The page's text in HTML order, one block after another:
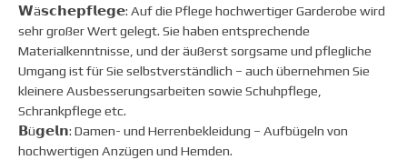
𝗪ä𝘀𝗰𝗵𝗲𝗽𝗳𝗹𝗲𝗴𝗲: Auf die Pflege hochwertiger Garderobe wird
sehr großer Wert gelegt. Sie haben entsprechende
Materialkenntnisse, und der äußerst sorgsame und pflegliche
Umgang ist für Sie selbstverständlich – auch übernehmen Sie
kleinere Ausbesserungsarbeiten sowie Schuhpflege,
Schrankpflege etc.
𝗕ü𝗴𝗲𝗹𝗻: Damen- und Herrenbekleidung – Aufbügeln von
hochwertigen Anzügen und Hemden.